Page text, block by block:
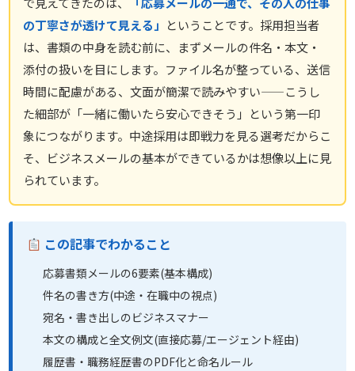
の丁寧さが透けて見える」 ということです。採用担当者
は、書類の中身を読む前に、まずメールの件名・本文・
添付の扱いを目にします。ファイル名が整っている、送信
時間に配慮がある、文面が簡潔で読みやすい——こうし
た細部が「一緒に働いたら安心できそう」という第一印
象につながります。中途採用は即戦力を見る選考だからこ
そ、ビジネスメールの基本ができているかは想像以上に見
られています。
この記事でわかること
応募書類メールの6要素(基本構成)
件名の書き方(中途・在職中の視点)
宛名・書き出しのビジネスマナー
本文の構成と全文例文(直接応募/エージェント経由)
履歴書・職務経歴書のPDF化と命名ルール